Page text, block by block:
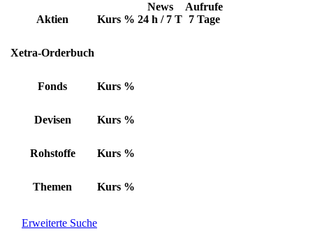
Aktien Kurs %
News
24 h / 7 T
Aufrufe
7 Tage
Xetra-Orderbuch
Fonds Kurs %
Devisen Kurs %
Rohstoffe Kurs %
Themen Kurs %
Erweiterte Suche